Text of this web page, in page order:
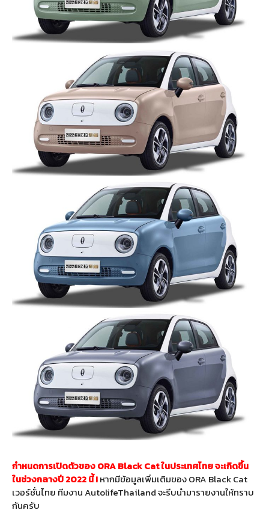
กำหนดการเปิดตัวของ ORA Black Cat ในประเทศไทย จะเกิดขึ้น
ในช่วงกลางปี 2022 นี้ !หากมีข้อมูลเพิ่มเติมของ ORA Black Cat
เวอร์ชั่นไทย ทีมงาน AutolifeThailand จะรีบนำมารายงานให้ทราบ
กันครับ